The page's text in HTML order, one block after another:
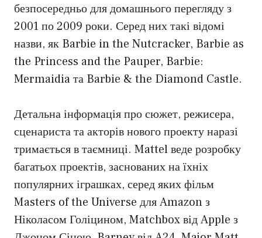
безпосередньо для домашнього перегляду з
2001 по 2009 роки. Серед них такі відомі
назви, як Barbie in the Nutcracker, Barbie as
the Princess and the Pauper, Barbie:
Mermaidia та Barbie & the Diamond Castle.
Детальна інформація про сюжет, режисера,
сценариста та акторів нового проекту наразі
тримається в таємниці. Mattel веде розробку
багатьох проектів, заснованих на їхніх
популярних іграшках, серед яких фільм
Masters of the Universe для Amazon з
Ніколасом Голіцином, Matchbox від Apple з